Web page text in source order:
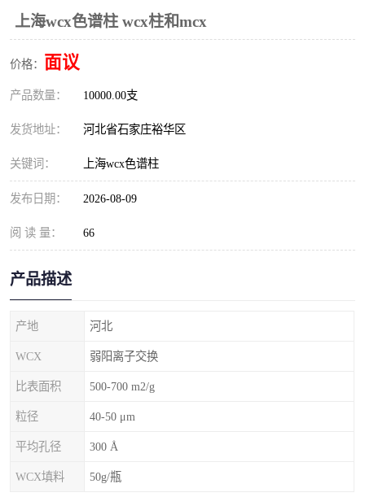
上海wcx色谱柱 wcx柱和mcx
价格： 面议
产品数量： 10000.00支
发货地址： 河北省石家庄裕华区
关键词： 上海wcx色谱柱
发布日期： 2026-08-09
阅 读 量： 66
产品描述
产地 河北
WCX 弱阳离子交换
比表面积 500-700 m2/g
粒径 40-50 μm
平均孔径 300 Å
WCX填料 50g/瓶